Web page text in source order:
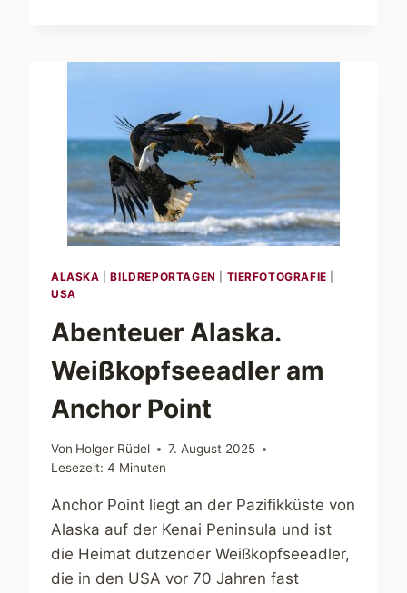
DER
ALASKA |BILDREPORTAGEN TIERFOTOGRAFIE
USA
Abenteuer Alaska.
Weißkopfseeadler am
Anchor Point
Von Holger Rüdel
7. August 2025
Lesezeit: 4 Minuten
Anchor Point liegt an der Pazifikküste von
Alaska auf der Kenai Peninsula und ist
die Heimat dutzender Weißkopfseeadler,
die in den USA vor 70 Jahren fast